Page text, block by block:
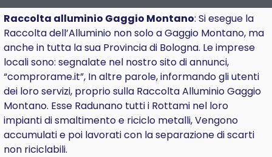
Raccolta alluminio Gaggio Montano: Si esegue la
Raccolta dell’Alluminio non solo a Gaggio Montano, ma
anche in tutta la sua Provincia di Bologna. Le imprese
locali sono: segnalate nel nostro sito di annunci,
“comprorame.it”, In altre parole, informando gli utenti
dei loro servizi, proprio sulla Raccolta Alluminio Gaggio
Montano. Esse Radunano tutti i Rottami nel loro
impianti di smaltimento e riciclo metalli, Vengono
accumulati e poi lavorati con la separazione di scarti
non riciclabili.